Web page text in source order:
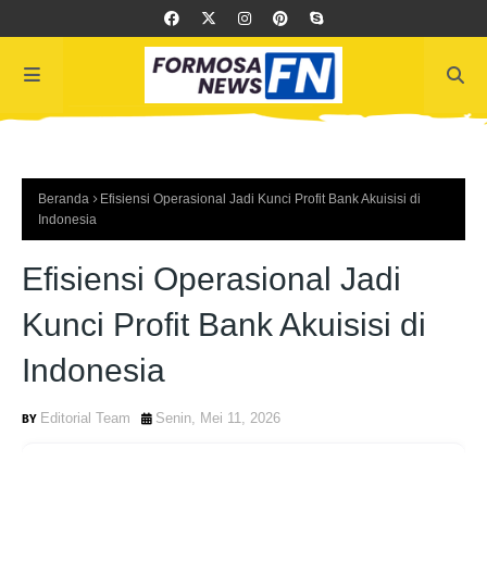
Beranda
Efisiensi Operasional Jadi Kunci Profit Bank Akuisisi di
Indonesia
Efisiensi Operasional Jadi
Kunci Profit Bank Akuisisi di
Indonesia
Editorial Team Senin, Mei 11, 2026